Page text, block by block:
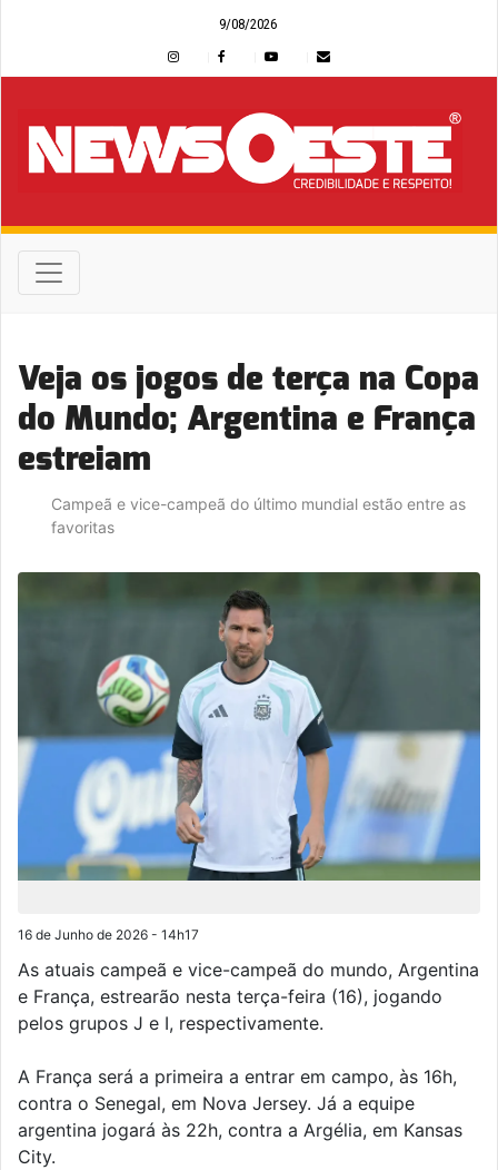
9/08/2026
Veja os jogos de terça na Copa
do Mundo; Argentina e França
estreiam
Campeã e vice-campeã do último mundial estão entre as
favoritas
16 de Junho de 2026 - 14h17
As atuais campeã e vice-campeã do mundo, Argentina
e França, estrearão nesta terça-feira (16), jogando
pelos grupos J e I, respectivamente.
A França será a primeira a entrar em campo, às 16h,
contra o Senegal, em Nova Jersey. Já a equipe
argentina jogará às 22h, contra a Argélia, em Kansas
City.